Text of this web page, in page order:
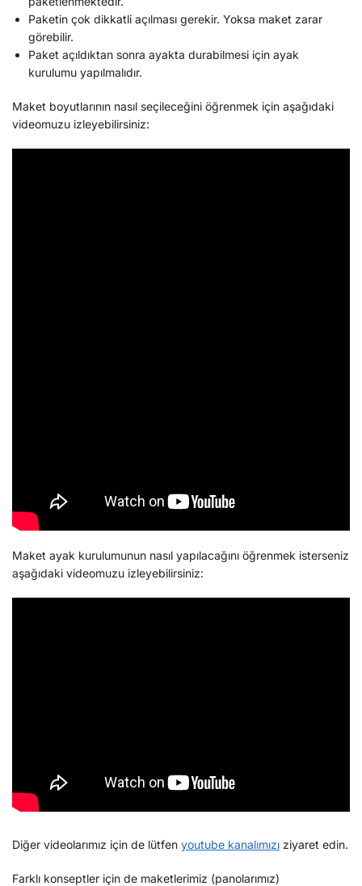
Paketin çok dikkatli açılması gerekir. Yoksa maket zarar
görebilir.
Paket açıldıktan sonra ayakta durabilmesi için ayak
kurulumu yapılmalıdır.
Maket boyutlarının nasıl seçileceğini öğrenmek için aşağıdaki
videomuzu izleyebilirsiniz:
Maket ayak kurulumunun nasıl yapılacağını öğrenmek isterseniz
aşağıdaki videomuzu izleyebilirsiniz:
Diğer videolarımız için de lütfen youtube kanalımızı ziyaret edin.
Farklı konseptler için de maketlerimiz (panolarımız)